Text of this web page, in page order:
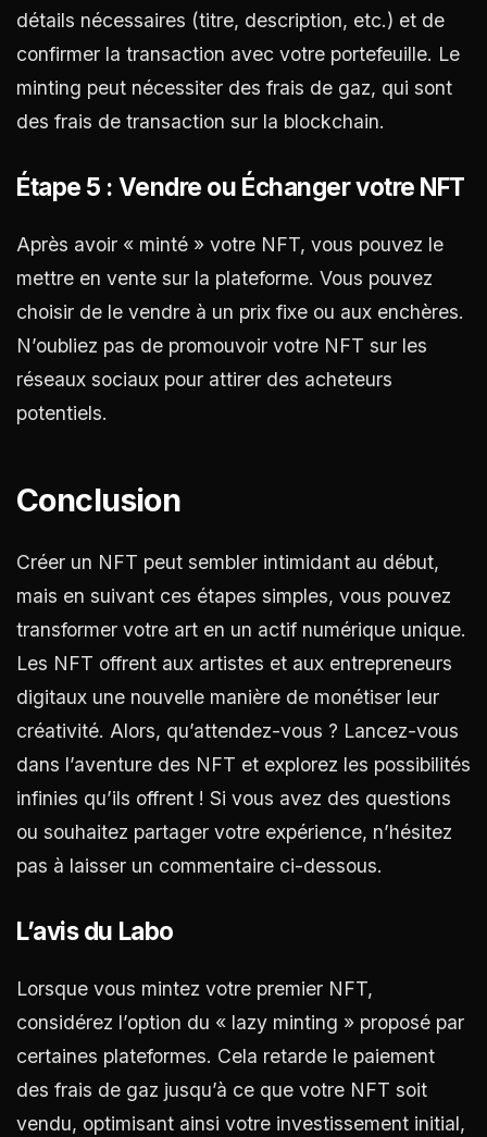
détails nécessaires (titre, description, etc.) et de
confirmer la transaction avec votre portefeuille. Le
minting peut nécessiter des frais de gaz, qui sont
des frais de transaction sur la blockchain.
Étape 5 : Vendre ou Échanger votre NFT
Après avoir « minté » votre NFT, vous pouvez le
mettre en vente sur la plateforme. Vous pouvez
choisir de le vendre à un prix fixe ou aux enchères.
N’oubliez pas de promouvoir votre NFT sur les
réseaux sociaux pour attirer des acheteurs
potentiels.
Conclusion
Créer un NFT peut sembler intimidant au début,
mais en suivant ces étapes simples, vous pouvez
transformer votre art en un actif numérique unique.
Les NFT offrent aux artistes et aux entrepreneurs
digitaux une nouvelle manière de monétiser leur
créativité. Alors, qu’attendez-vous ? Lancez-vous
dans l’aventure des NFT et explorez les possibilités
infinies qu’ils offrent ! Si vous avez des questions
ou souhaitez partager votre expérience, n’hésitez
pas à laisser un commentaire ci-dessous.
L’avis du Labo
Lorsque vous mintez votre premier NFT,
considérez l’option du « lazy minting » proposé par
certaines plateformes. Cela retarde le paiement
des frais de gaz jusqu’à ce que votre NFT soit
vendu, optimisant ainsi votre investissement initial,